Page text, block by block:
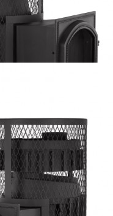
Alma (505) с сеткой (Fireway)